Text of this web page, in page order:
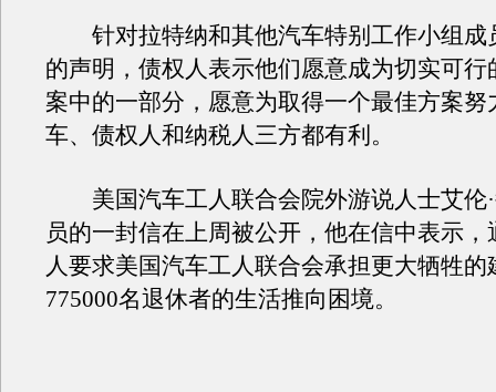
针对拉特纳和其他汽车特别工作小组成
的声明，债权人表示他们愿意成为切实可行
案中的一部分，愿意为取得一个最佳方案
车、债权人和纳税人三方都有利。
美国汽车工人联合会院外游说人士艾伦·
员的一封信在上周被公开，他在信中表示，
人要求美国汽车工人联合会承担更大牺牲的
775000名退休者的生活推向困境。